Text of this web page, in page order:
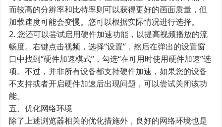
而较高的分辨率和比特率则可以获得更好的画面质量，但
加载速度可能会变慢。您可以根据实际情况进行选择。
2. 您还可以尝试启用硬件加速功能，以提高视频播放的流
畅度。右键点击视频，选择“设置”，然后在弹出的设置窗
口中找到“硬件加速模式”，勾选“在可用时使用硬件加速”选
项。不过，并非所有设备都支持硬件加速，如果您的设备
不支持或者开启硬件加速后出现问题，可以尝试关闭该功
能。
五、优化网络环境
除了上述浏览器相关的优化措施外，良好的网络环境也是